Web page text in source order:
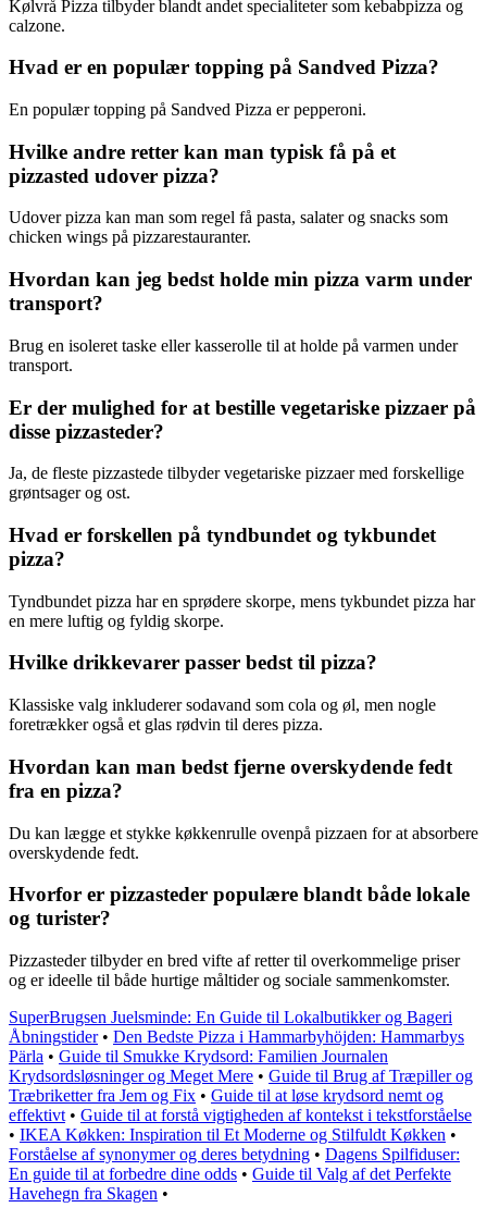
Kølvrå Pizza tilbyder blandt andet specialiteter som kebabpizza og
calzone.
Hvad er en populær topping på Sandved Pizza?
En populær topping på Sandved Pizza er pepperoni.
Hvilke andre retter kan man typisk få på et
pizzasted udover pizza?
Udover pizza kan man som regel få pasta, salater og snacks som
chicken wings på pizzarestauranter.
Hvordan kan jeg bedst holde min pizza varm under
transport?
Brug en isoleret taske eller kasserolle til at holde på varmen under
transport.
Er der mulighed for at bestille vegetariske pizzaer på
disse pizzasteder?
Ja, de fleste pizzastede tilbyder vegetariske pizzaer med forskellige
grøntsager og ost.
Hvad er forskellen på tyndbundet og tykbundet
pizza?
Tyndbundet pizza har en sprødere skorpe, mens tykbundet pizza har
en mere luftig og fyldig skorpe.
Hvilke drikkevarer passer bedst til pizza?
Klassiske valg inkluderer sodavand som cola og øl, men nogle
foretrækker også et glas rødvin til deres pizza.
Hvordan kan man bedst fjerne overskydende fedt
fra en pizza?
Du kan lægge et stykke køkkenrulle ovenpå pizzaen for at absorbere
overskydende fedt.
Hvorfor er pizzasteder populære blandt både lokale
og turister?
Pizzasteder tilbyder en bred vifte af retter til overkommelige priser
og er ideelle til både hurtige måltider og sociale sammenkomster.
SuperBrugsen Juelsminde: En Guide til Lokalbutikker og Bageri
Åbningstider• Den Bedste Pizza i Hammarbyhöjden: Hammarbys
Pärla • Guide til Smukke Krydsord: Familien Journalen
Krydsordsløsninger og Meget Mere • Guide til Brug af Træpiller og
Træbriketter fra Jem og Fix • Guide til at løse krydsord nemt og
effektivt • Guide til at forstå vigtigheden af kontekst i tekstforståelse
• IKEA Køkken: Inspiration til Et Moderne og Stilfuldt Køkken •
Forståelse af synonymer og deres betydning • Dagens Spilfiduser:
En guide til at forbedre dine odds • Guide til Valg af det Perfekte
Havehegn fra Skagen •